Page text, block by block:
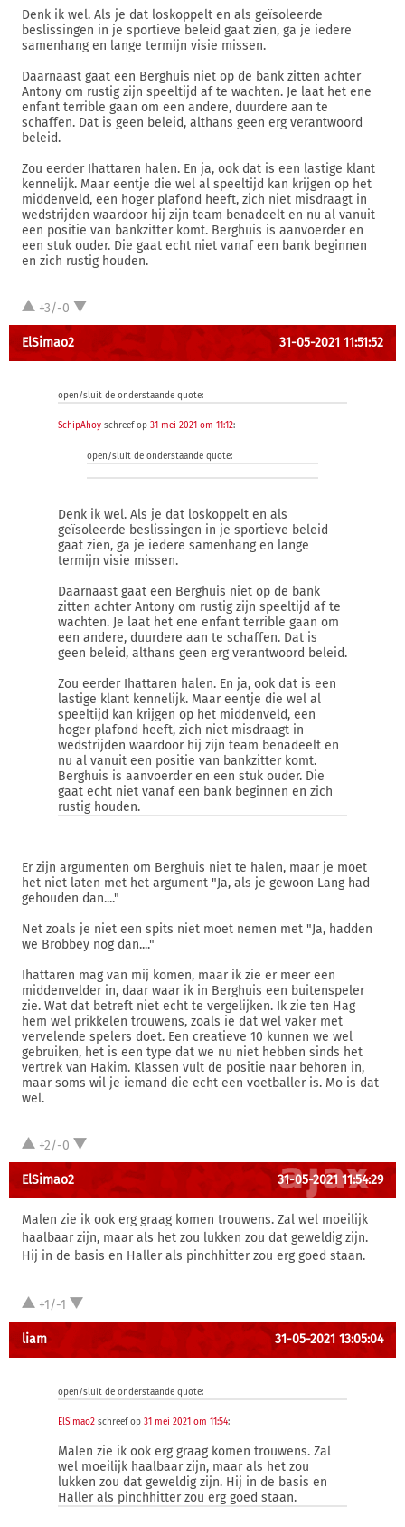
Denk ik wel. Als je dat loskoppelt en als geïsoleerde
beslissingen in je sportieve beleid gaat zien, ga je iedere
samenhang en lange termijn visie missen.
Daarnaast gaat een Berghuis niet op de bank zitten achter
Antony om rustig zijn speeltijd af te wachten. Je laat het ene
enfant terrible gaan om een andere, duurdere aan te
schaffen. Dat is geen beleid, althans geen erg verantwoord
beleid.
Zou eerder Ihattaren halen. En ja, ook dat is een lastige klant
kennelijk. Maar eentje die wel al speeltijd kan krijgen op het
middenveld, een hoger plafond heeft, zich niet misdraagt in
wedstrijden waardoor hij zijn team benadeelt en nu al vanuit
een positie van bankzitter komt. Berghuis is aanvoerder en
een stuk ouder. Die gaat echt niet vanaf een bank beginnen
en zich rustig houden.
+3/-0
ElSimao2 31-05-2021 11:51:52
open/sluit de onderstaande quote:
SchipAhoy schreef op 31 mei 2021 om 11:12:
open/sluit de onderstaande quote:
Denk ik wel. Als je dat loskoppelt en als
geïsoleerde beslissingen in je sportieve beleid
gaat zien, ga je iedere samenhang en lange
termijn visie missen.
Daarnaast gaat een Berghuis niet op de bank
zitten achter Antony om rustig zijn speeltijd af te
wachten. Je laat het ene enfant terrible gaan om
een andere, duurdere aan te schaffen. Dat is
geen beleid, althans geen erg verantwoord beleid.
Zou eerder Ihattaren halen. En ja, ook dat is een
lastige klant kennelijk. Maar eentje die wel al
speeltijd kan krijgen op het middenveld, een
hoger plafond heeft, zich niet misdraagt in
wedstrijden waardoor hij zijn team benadeelt en
nu al vanuit een positie van bankzitter komt.
Berghuis is aanvoerder en een stuk ouder. Die
gaat echt niet vanaf een bank beginnen en zich
rustig houden.
Er zijn argumenten om Berghuis niet te halen, maar je moet
het niet laten met het argument "Ja, als je gewoon Lang had
gehouden dan...."
Net zoals je niet een spits niet moet nemen met "Ja, hadden
we Brobbey nog dan...."
Ihattaren mag van mij komen, maar ik zie er meer een
middenvelder in, daar waar ik in Berghuis een buitenspeler
zie. Wat dat betreft niet echt te vergelijken. Ik zie ten Hag
hem wel prikkelen trouwens, zoals ie dat wel vaker met
vervelende spelers doet. Een creatieve 10 kunnen we wel
gebruiken, het is een type dat we nu niet hebben sinds het
vertrek van Hakim. Klassen vult de positie naar behoren in,
maar soms wil je iemand die echt een voetballer is. Mo is dat
wel.
+2/-0
ElSimao2 31-05-2021 11:54:29
Malen zie ik ook erg graag komen trouwens. Zal wel moeilijk
haalbaar zijn, maar als het zou lukken zou dat geweldig zijn.
Hij in de basis en Haller als pinchhitter zou erg goed staan.
+1/-1
liam 31-05-2021 13:05:04
open/sluit de onderstaande quote:
ElSimao2 schreef op 31 mei 2021 om 11:54:
Malen zie ik ook erg graag komen trouwens. Zal
wel moeilijk haalbaar zijn, maar als het zou
lukken zou dat geweldig zijn. Hij in de basis en
Haller als pinchhitter zou erg goed staan.